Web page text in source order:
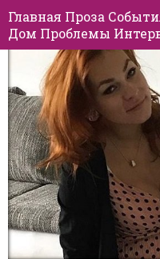
Главная Проза
Дом Проблемы